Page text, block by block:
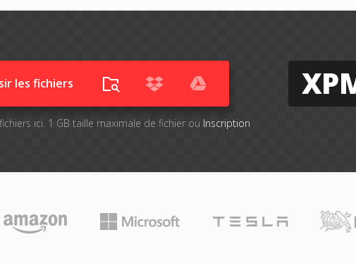
les fichiers
ici. 1 GB taille maximale de fichier ou Inscription